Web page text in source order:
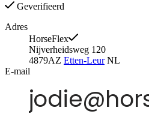
Geverifieerd
Adres
HorseFlex
Nijverheidsweg 120
4879AZ Etten-LeurNL
E-mail